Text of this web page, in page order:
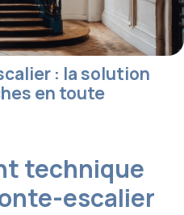
: la solution
en toute
technique
escalier